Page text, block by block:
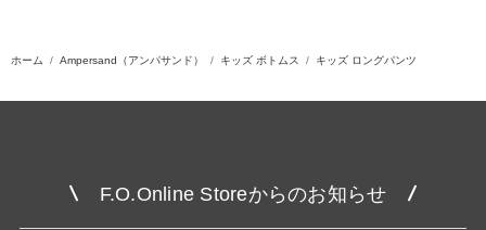
ホーム Ampersand（アンパサンド） キッズ ボトムス キッズ ロングパンツ
F.O.Online Storeからのお知らせ